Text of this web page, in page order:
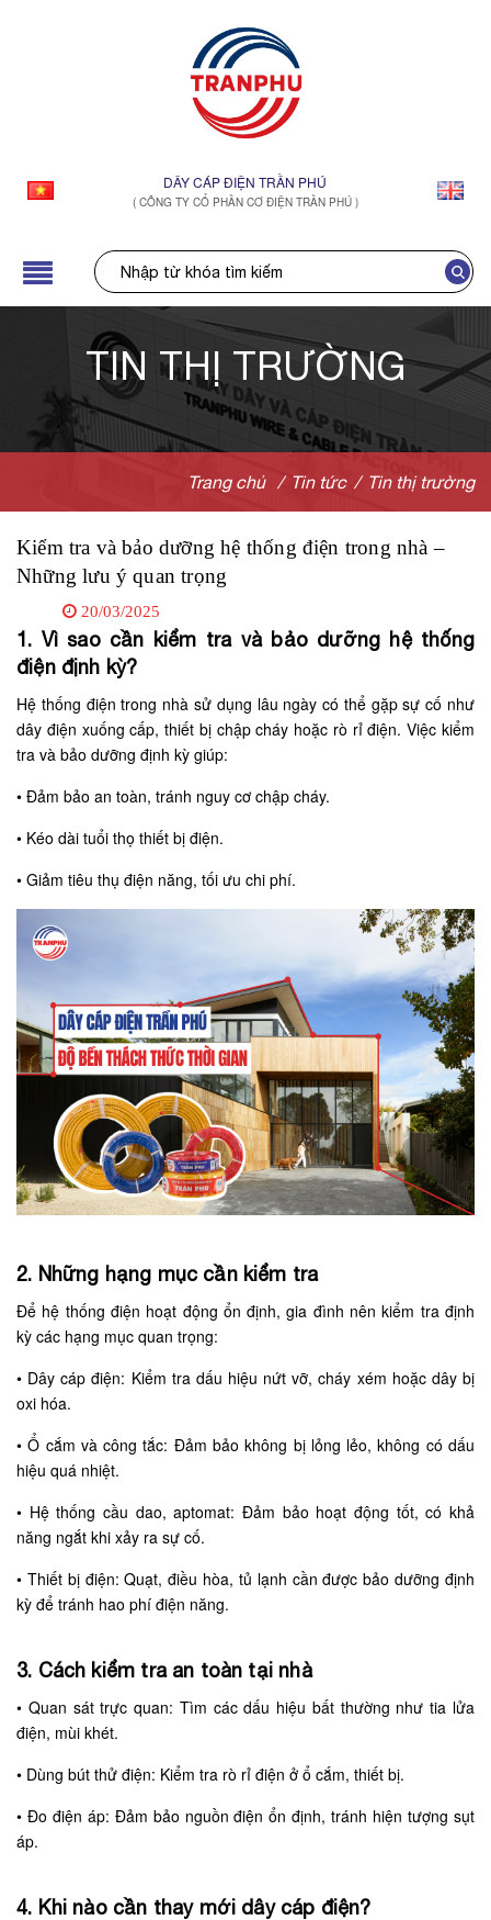
DÂY CÁP ĐIỆN TRẦN PHÚ
( CÔNG TY CỔ PHẦN CƠ ĐIỆN TRẦN PHÚ )
TIN THỊ TRƯỜNG
Trang chủ / Tin tức / Tin thị trường
Kiểm tra và bảo dưỡng hệ thống điện trong nhà –
Những lưu ý quan trọng
20/03/2025
1. Vì sao cần kiểm tra và bảo dưỡng hệ thống
điện định kỳ?
Hệ thống điện trong nhà sử dụng lâu ngày có thể gặp sự cố như
dây điện xuống cấp, thiết bị chập cháy hoặc rò rỉ điện. Việc kiểm
tra và bảo dưỡng định kỳ giúp:
• Đảm bảo an toàn, tránh nguy cơ chập cháy.
• Kéo dài tuổi thọ thiết bị điện.
• Giảm tiêu thụ điện năng, tối ưu chi phí.
2. Những hạng mục cần kiểm tra
Để hệ thống điện hoạt động ổn định, gia đình nên kiểm tra định
kỳ các hạng mục quan trọng:
• Dây cáp điện: Kiểm tra dấu hiệu nứt vỡ, cháy xém hoặc dây bị
oxi hóa.
• Ổ cắm và công tắc: Đảm bảo không bị lỏng lẻo, không có dấu
hiệu quá nhiệt.
• Hệ thống cầu dao, aptomat: Đảm bảo hoạt động tốt, có khả
năng ngắt khi xảy ra sự cố.
• Thiết bị điện: Quạt, điều hòa, tủ lạnh cần được bảo dưỡng định
kỳ để tránh hao phí điện năng.
3. Cách kiểm tra an toàn tại nhà
• Quan sát trực quan: Tìm các dấu hiệu bất thường như tia lửa
điện, mùi khét.
• Dùng bút thử điện: Kiểm tra rò rỉ điện ở ổ cắm, thiết bị.
• Đo điện áp: Đảm bảo nguồn điện ổn định, tránh hiện tượng sụt
áp.
4. Khi nào cần thay mới dây cáp điện?